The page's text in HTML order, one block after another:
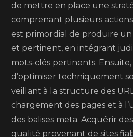
de mettre en place une
comprenant plusieurs actions
est primordial de produire
et pertinent, en intégrant
mots-clés pertinents.
d’optimiser techniquement
veillant à la structure des
chargement des pages et à
des balises meta. Acquérir
qualité provenant de sites